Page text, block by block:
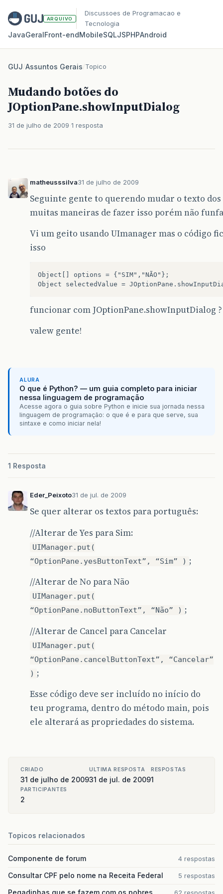
ARQUIVO
Discussoes de Programacao e
Tecnologia
JavaGeralFront‑endMobileSQLJSPHPAndroid
GUJ/Assuntos Gerais/Topico
Mudando botões do
JOptionPane.showInputDialog
31 de julho de 2009 1 resposta
matheusssilva31 de julho de 2009
Seguinte gente to querendo mudar o texto
muitas maneiras de fazer isso porém não
Vi um geito usando UImanager mas o código
isso
Object[] options = {"SIM","NÃO"};
funcionar com JOptionPane.showInputDialog ?
valew gente!
ALURA
O que é Python? — um guia completo para iniciar
nessa linguagem de programação
Acesse agora o guia sobre Python e inicie sua jornada nessa
linguagem de programação: o que é e para que serve, sua
sintaxe e como iniciar nela!
1 Resposta
Eder_Peixoto31 de jul. de 2009
Se quer alterar os textos para português:
//Alterar de Yes para Sim:
UIManager.put(
“OptionPane.yesButtonText”, “Sim” ) ;
//Alterar de No para Não
UIManager.put(
“OptionPane.noButtonText”, “Não” ) ;
//Alterar de Cancel para Cancelar
UIManager.put(
“OptionPane.cancelButtonText”, “Cancelar”
) ;
Esse código deve ser incluído no início do
teu programa, dentro do método main, pois
ele alterará as propriedades do sistema.
CRIADO
31 de julho de 2009
ULTIMA RESPOSTA
31 de jul. de 2009
RESPOSTAS
1
PARTICIPANTES
2
Topicos relacionados
Componente de forum 4 respostas
Consultar CPF pelo nome na Receita Federal 5 respostas
Pegadinhas que se fazem com os pobres